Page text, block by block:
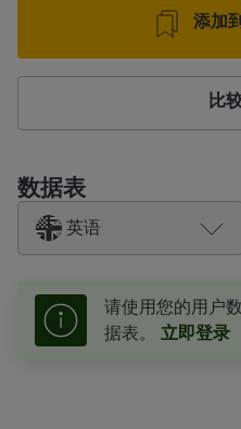
添加
比
数据表
英语
请使用您的用户
据表。 立即登录